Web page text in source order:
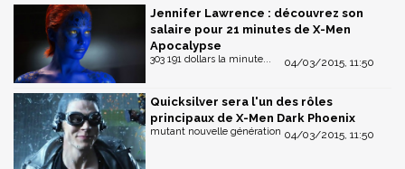
Jennifer Lawrence : découvrez son
salaire pour 21 minutes de X-Men
Apocalypse
04/03/2015, 11:50
303 191 dollars la minute...
Quicksilver sera l'un des rôles
principaux de X-Men Dark Phoenix
04/03/2015, 11:50
mutant nouvelle génération